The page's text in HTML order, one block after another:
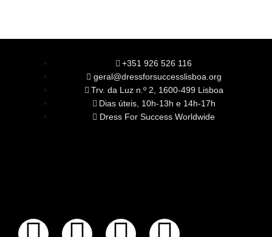
+351 926 526 116
geral@dressforsuccesslisboa.org
Trv. da Luz n.º 2, 1600-499 Lisboa
Dias úteis, 10h-13h e 14h-17h
Dress For Success Worldwide